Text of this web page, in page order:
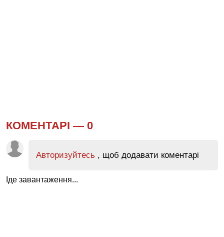
КОМЕНТАРІ — 0
Авторизуйтесь , щоб додавати коментарі
Іде завантаження...